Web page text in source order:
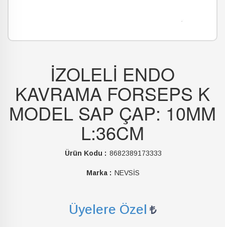
İZOLELİ ENDO
KAVRAMA FORSEPS K
MODEL SAP ÇAP: 10MM
L:36CM
Ürün Kodu : 8682389173333
Marka : NEVSİS
Üyelere Özel